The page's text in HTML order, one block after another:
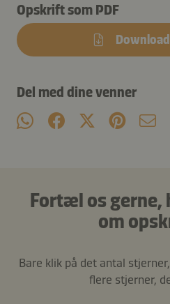
Opskrift som PDF
Del med dine venner
Fortæl os gerne,
om
Bare klik på det antal
flere stjerner,